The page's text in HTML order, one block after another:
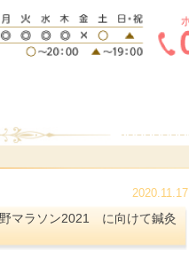
2020.11.17
マラソン2021 に向けて鍼灸